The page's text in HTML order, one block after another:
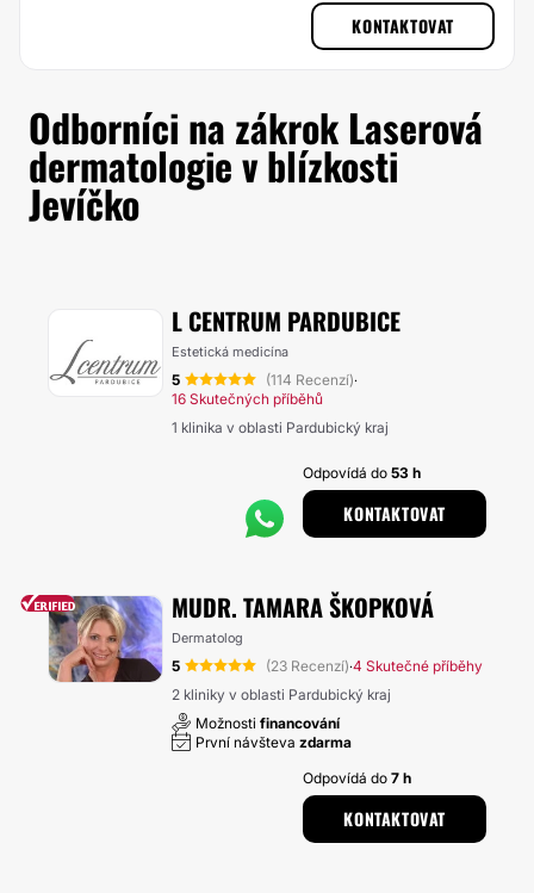
KONTAKTOVAT
Odborníci na zákrok Laserová
dermatologie v blízkosti
Jevíčko
L CENTRUM PARDUBICE
Estetická medicína
5 (114 Recenzí)·
16 Skutečných příběhů
1 klinika v oblasti Pardubický kraj
Odpovídá do53 h
KONTAKTOVAT
MUDR. TAMARA ŠKOPKOVÁ
Dermatolog
5 (23 Recenzí)·4 Skutečné příběhy
2 kliniky v oblasti Pardubický kraj
Možnosti financování
První návšteva zdarma
Odpovídá do7 h
KONTAKTOVAT